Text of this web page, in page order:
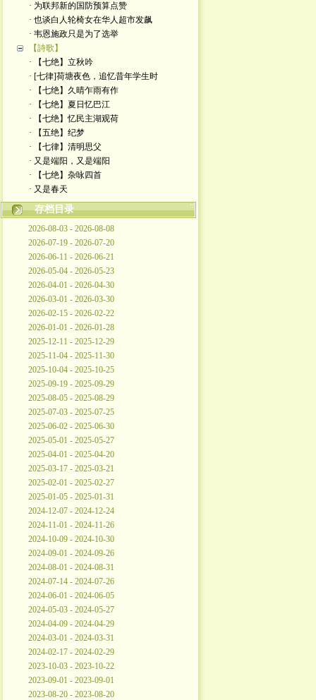
· 为联邦新的国防预算点赞
· 也谈白人轮椅女在华人超市发飙
· 韦恩施政只是为了选举
【詩歌】
· 【七绝】立秋吟
· [七律]荷塘夜色，追忆昔年学生时
· 【七绝】久晴乍雨有作
· 【七绝】夏日忆巴江
· 【七绝】忆民主湖观荷
· 【五绝】纪梦
· ​【七律】清明思父
· 又是端阳，又是端阳
· 【七绝】杂咏四首
· 又是春天
存档目录
2026-08-03 - 2026-08-08
2026-07-19 - 2026-07-20
2026-06-11 - 2026-06-21
2026-05-04 - 2026-05-23
2026-04-01 - 2026-04-30
2026-03-01 - 2026-03-30
2026-02-15 - 2026-02-22
2026-01-01 - 2026-01-28
2025-12-11 - 2025-12-29
2025-11-04 - 2025-11-30
2025-10-04 - 2025-10-25
2025-09-19 - 2025-09-29
2025-08-05 - 2025-08-29
2025-07-03 - 2025-07-25
2025-06-02 - 2025-06-30
2025-05-01 - 2025-05-27
2025-04-01 - 2025-04-20
2025-03-17 - 2025-03-21
2025-02-01 - 2025-02-27
2025-01-05 - 2025-01-31
2024-12-07 - 2024-12-24
2024-11-01 - 2024-11-26
2024-10-09 - 2024-10-30
2024-09-01 - 2024-09-26
2024-08-01 - 2024-08-31
2024-07-14 - 2024-07-26
2024-06-01 - 2024-06-05
2024-05-03 - 2024-05-27
2024-04-09 - 2024-04-29
2024-03-01 - 2024-03-31
2024-02-17 - 2024-02-29
2023-10-03 - 2023-10-22
2023-09-01 - 2023-09-01
2023-08-20 - 2023-08-20